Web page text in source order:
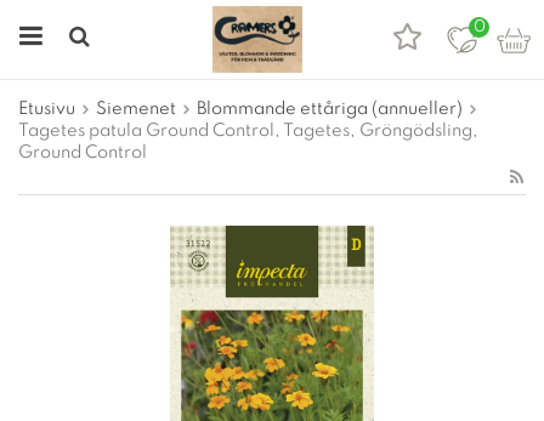
0
Etusivu Siemenet
Blommande ettåriga (annueller)
Tagetes patula Ground Control, Tagetes, Gröngödsling,
Ground Control